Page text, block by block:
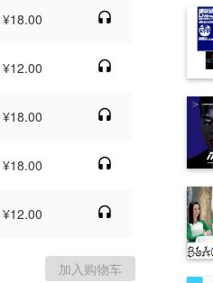
¥18.00
¥12.00
¥18.00
¥18.00
¥12.00